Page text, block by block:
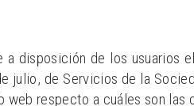
a disposición de los usuarios
julio, de Servicios de la
respecto a cuáles son las